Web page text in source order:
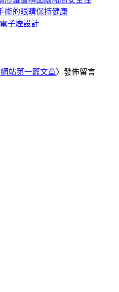
術的眼睛保持健康
子煙設計
網站第一篇文章〉發佈留言